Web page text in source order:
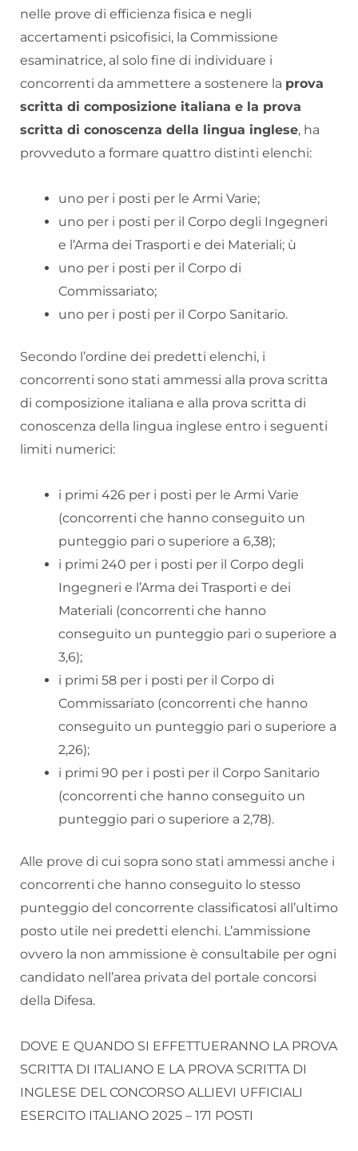
nelle prove di efficienza fisica e negli
accertamenti psicofisici, la Commissione
esaminatrice, al solo fine di individuare i
concorrenti da ammettere a sostenere la prova
scritta di composizione italiana e la prova
scritta di conoscenza della lingua inglese, ha
provveduto a formare quattro distinti elenchi:
uno per i posti per le Armi Varie;
uno per i posti per il Corpo degli Ingegneri
e l’Arma dei Trasporti e dei Materiali; ù
uno per i posti per il Corpo di
Commissariato;
uno per i posti per il Corpo Sanitario.
Secondo l’ordine dei predetti elenchi, i
concorrenti sono stati ammessi alla prova scritta
di composizione italiana e alla prova scritta di
conoscenza della lingua inglese entro i seguenti
limiti numerici:
i primi 426 per i posti per le Armi Varie
(concorrenti che hanno conseguito un
punteggio pari o superiore a 6,38);
i primi 240 per i posti per il Corpo degli
Ingegneri e l’Arma dei Trasporti e dei
Materiali (concorrenti che hanno
conseguito un punteggio pari o superiore a
3,6);
i primi 58 per i posti per il Corpo di
Commissariato (concorrenti che hanno
conseguito un punteggio pari o superiore a
2,26);
i primi 90 per i posti per il Corpo Sanitario
(concorrenti che hanno conseguito un
punteggio pari o superiore a 2,78).
Alle prove di cui sopra sono stati ammessi anche i
concorrenti che hanno conseguito lo stesso
punteggio del concorrente classificatosi all’ultimo
posto utile nei predetti elenchi. L’ammissione
ovvero la non ammissione è consultabile per ogni
candidato nell’area privata del portale concorsi
della Difesa.
DOVE E QUANDO SI EFFETTUERANNO LA PROVA
SCRITTA DI ITALIANO E LA PROVA SCRITTA DI
INGLESE DEL CONCORSO ALLIEVI UFFICIALI
ESERCITO ITALIANO 2025 – 171 POSTI